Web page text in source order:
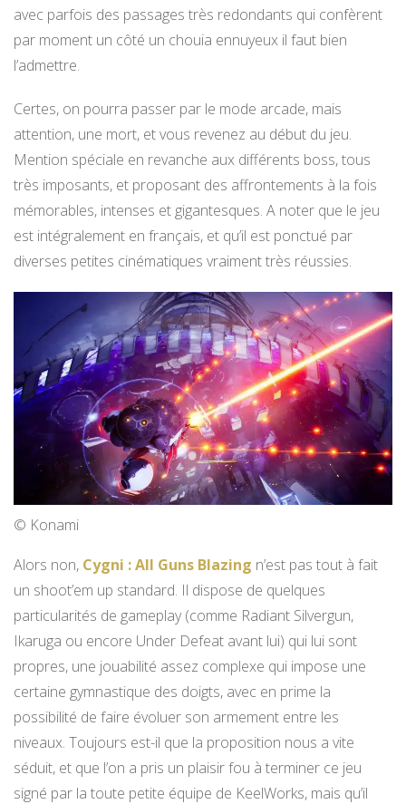
avec parfois des passages très redondants qui confèrent
par moment un côté un chouia ennuyeux il faut bien
l’admettre.
Certes, on pourra passer par le mode arcade, mais
attention, une mort, et vous revenez au début du jeu.
Mention spéciale en revanche aux différents boss, tous
très imposants, et proposant des affrontements à la fois
mémorables, intenses et gigantesques. A noter que le jeu
est intégralement en français, et qu’il est ponctué par
diverses petites cinématiques vraiment très réussies.
© Konami
Alors non, Cygni : All Guns Blazing n’est pas tout à fait
un shoot’em up standard. Il dispose de quelques
particularités de gameplay (comme Radiant Silvergun,
Ikaruga ou encore Under Defeat avant lui) qui lui sont
propres, une jouabilité assez complexe qui impose une
certaine gymnastique des doigts, avec en prime la
possibilité de faire évoluer son armement entre les
niveaux. Toujours est-il que la proposition nous a vite
séduit, et que l’on a pris un plaisir fou à terminer ce jeu
signé par la toute petite équipe de KeelWorks, mais qu’il